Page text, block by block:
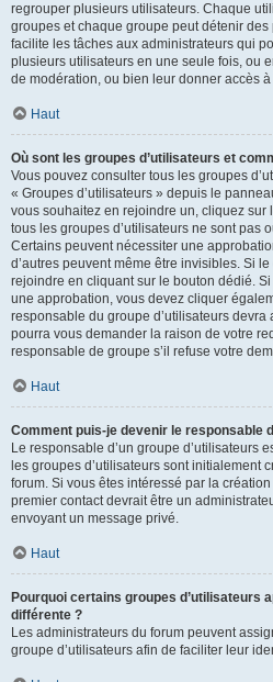
regrouper plusieurs utilisateurs. Chaque
groupes et chaque groupe peut détenir
facilite les tâches aux administrateurs qui
plusieurs utilisateurs en une seule fois, ou
de modération, ou bien leur donner accès
Haut
Où sont les groupes d’utilisateurs et
Vous pouvez consulter tous les groupes
« Groupes d’utilisateurs » depuis le
vous souhaitez en rejoindre un, cliquez
tous les groupes d’utilisateurs ne sont pas
Certains peuvent nécessiter une
d’autres peuvent même être invisibles. Si
rejoindre en cliquant sur le bouton dédié.
une approbation, vous devez cliquer
responsable du groupe d’utilisateurs
pourra vous demander la raison de votre
responsable de groupe s’il refuse votre
Haut
Comment puis-je devenir le responsable
Le responsable d’un groupe d’utilisateurs
les groupes d’utilisateurs sont initialement
forum. Si vous êtes intéressé par la
premier contact devrait être un
envoyant un message privé.
Haut
Pourquoi certains groupes d’utilisateurs
différente ?
Les administrateurs du forum peuvent
groupe d’utilisateurs afin de faciliter leur